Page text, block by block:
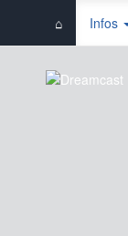
⌂ Infos